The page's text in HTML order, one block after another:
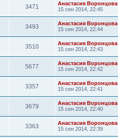
3471
Анастасия Воронцова
15 сен 2014, 22:45
3493
Анастасия Воронцова
15 сен 2014, 22:44
3510
Анастасия Воронцова
15 сен 2014, 22:43
5677
Анастасия Воронцова
15 сен 2014, 22:42
3357
Анастасия Воронцова
15 сен 2014, 22:41
3679
Анастасия Воронцова
15 сен 2014, 22:40
3363
Анастасия Воронцова
15 сен 2014, 22:39